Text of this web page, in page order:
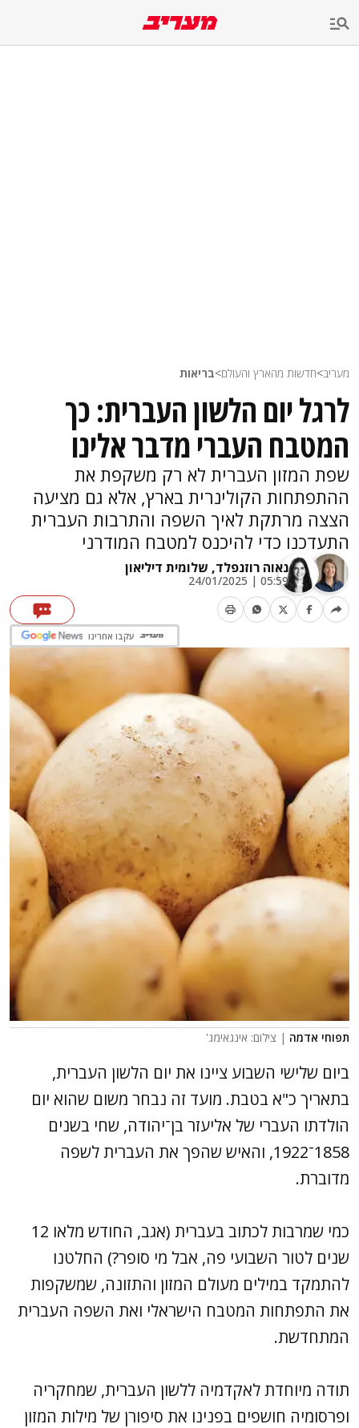
מעריב>חדשות מהארץ והעולם>בריאות
לרגל יום הלשון העברית: כך
המטבח העברי מדבר אלינו
שפת המזון העברית לא רק משקפת את
ההתפתחות הקולינרית בארץ, אלא גם מציעה
הצצה מרתקת לאיך השפה והתרבות העברית
התעדכנו כדי להיכנס למטבח המודרני
נאוה רוזנפלד, שלומית דיליאון
05:59 | 24/01/2025
עקבו אחרינו
תפוחי אדמה | צילום: אינגאימג'
ביום שלישי השבוע ציינו את יום הלשון העברית,
בתאריך כ"א בטבת. מועד זה נבחר משום שהוא יום
הולדתו העברי של אליעזר בן־יהודה, שחי בשנים
1858־1922, והאיש שהפך את העברית לשפה
מדוברת.
כמי שמרבות לכתוב בעברית (אגב, החודש מלאו 12
שנים לטור השבועי פה, אבל מי סופר?) החלטנו
להתמקד במילים מעולם המזון והתזונה, שמשקפות
את התפתחות המטבח הישראלי ואת השפה העברית
המתחדשת.
תודה מיוחדת לאקדמיה ללשון העברית, שמחקריה
ופרסומיה חושפים בפנינו את סיפורן של מילות המזון